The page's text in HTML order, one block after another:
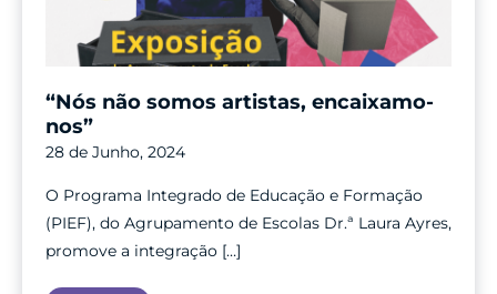
“Nós não somos artistas, encaixamo-
nos”
28 de Junho, 2024
O Programa Integrado de Educação e Formação
(PIEF), do Agrupamento de Escolas Dr.ª Laura Ayres,
promove a integração […]